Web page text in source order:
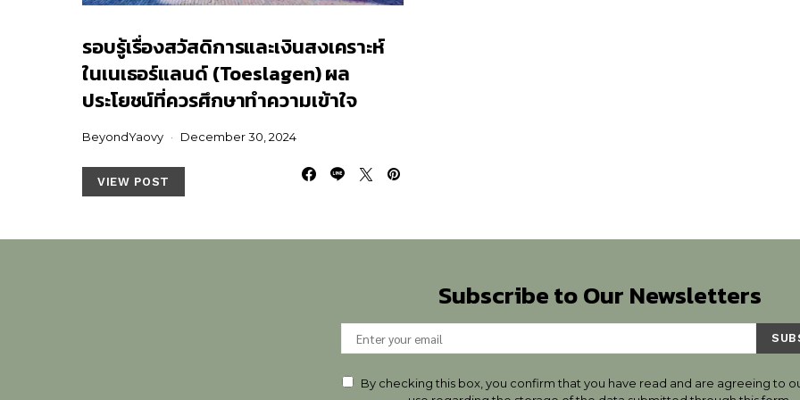
รอบรู้เรื่องสวัสดิการและเงินสงเคราะห์
ในเนเธอร์แลนด์ (Toeslagen) ผล
ประโยชน์ที่ควรศึกษาทำความเข้าใจ
BeyondYaovy December 30, 2024
VIEW POST
Subscribe to Our Newsletters
By checking this box, you confirm that you have read and are agreeing to